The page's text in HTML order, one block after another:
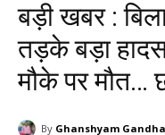
बड़ी खबर :
तड़के बड़ा
मौके पर मौत…
By Ghanshyam